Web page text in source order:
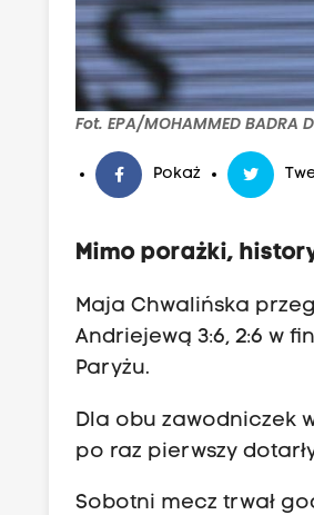
Fot. EPA/MOHAMMED BADRA
Pokaż
Mimo porażki,
Maja Chwalińska
Andriejewą 3:6, 2:6 w
Paryżu.
Dla obu zawodniczek
po raz pierwszy
Sobotni mecz trwał